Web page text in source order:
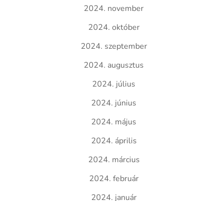
2024. november
2024. október
2024. szeptember
2024. augusztus
2024. július
2024. június
2024. május
2024. április
2024. március
2024. február
2024. január